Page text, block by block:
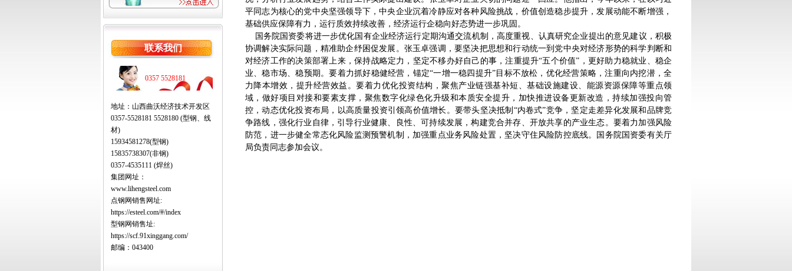
联系我们
0357 5528181
地址：山西曲沃经济技术开发区
0357-5528181 5528180 (型钢、线
材)
15934581278(型钢)
15835738307(非钢)
0357-4535111 (焊丝)
集团网址：
www.lihengsteel.com
点钢网销售网址:
https://esteel.com/#/index
型钢网销售址:
https://scf.91xinggang.com/
邮编：043400
平同志为核心的党中央坚强领导下，中央企业沉着冷静应对各种风险挑战，价值创造稳步提升，发展动能不断增强，
基础供应保障有力，运行质效持续改善，经济运行企稳向好态势进一步巩固。
国务院国资委将进一步优化国有企业经济运行定期沟通交流机制，高度重视、认真研究企业提出的意见建议，积极
协调解决实际问题，精准助企纾困促发展。张玉卓强调，要坚决把思想和行动统一到党中央对经济形势的科学判断和
对经济工作的决策部署上来，保持战略定力，坚定不移办好自己的事，注重提升“五个价值”，更好助力稳就业、稳企
业、稳市场、稳预期。要着力抓好稳健经营，锚定“一增一稳四提升”目标不放松，优化经营策略，注重向内挖潜，全
力降本增效，提升经营效益。要着力优化投资结构，聚焦产业链强基补短、基础设施建设、能源资源保障等重点领
域，做好项目对接和要素支撑，聚焦数字化绿色化升级和本质安全提升，加快推进设备更新改造，持续加强投向管
控，动态优化投资布局，以高质量投资引领高价值增长。要带头坚决抵制“内卷式”竞争，坚定走差异化发展和品牌竞
争路线，强化行业自律，引导行业健康、良性、可持续发展，构建竞合并存、开放共享的产业生态。要着力加强风险
防范，进一步健全常态化风险监测预警机制，加强重点业务风险处置，坚决守住风险防控底线。国务院国资委有关厅
局负责同志参加会议。